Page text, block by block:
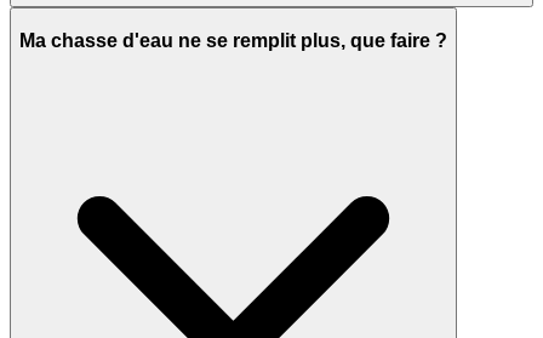
Ma chasse d'eau ne se remplit plus, que faire ?